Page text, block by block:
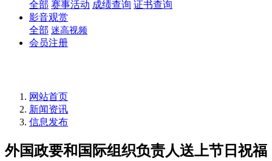
全部 赛事活动 成绩查询 证书查询
影音观赏
全部 迷高视频
会员注册
网站首页
新闻资讯
信息发布
外国政要和国际组织负责人送上节日祝福